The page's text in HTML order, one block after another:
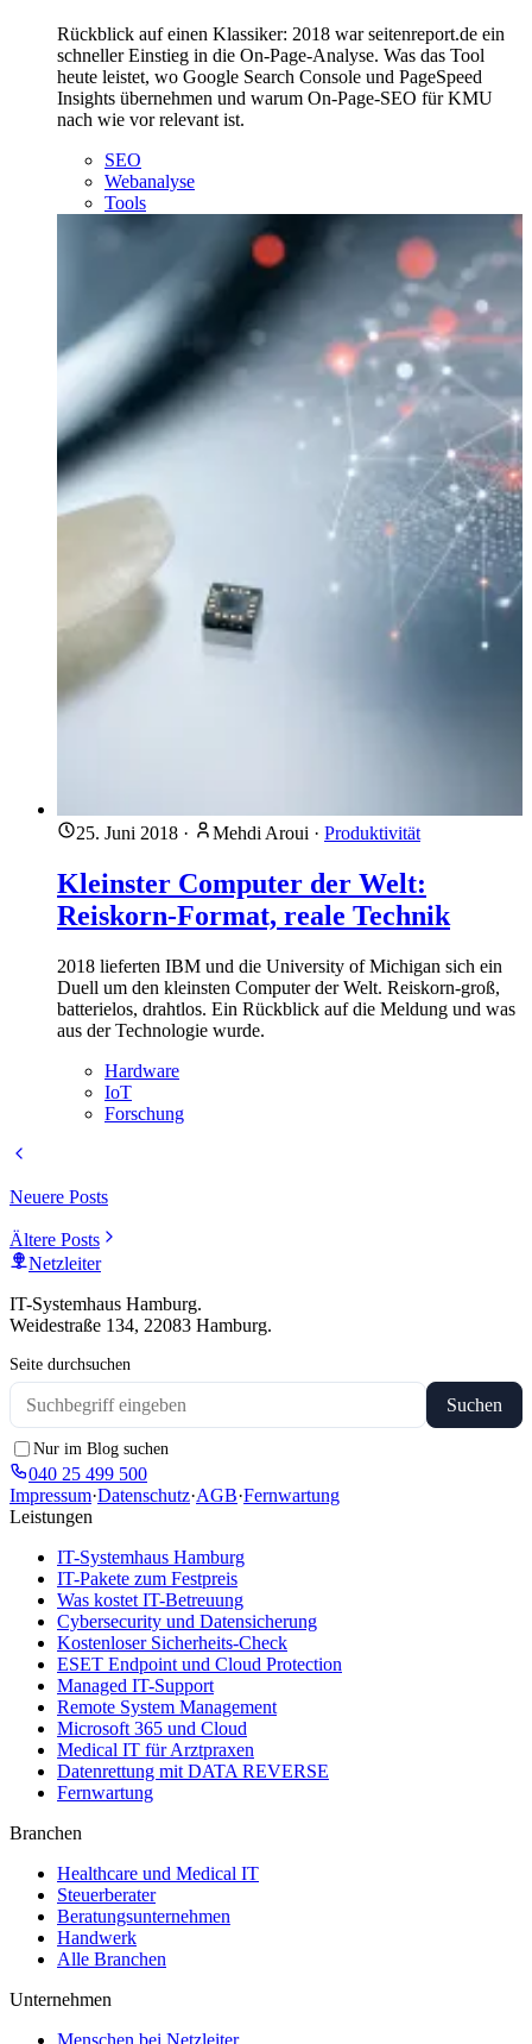
Rückblick auf einen Klassiker: 2018 war seitenreport.de ein
schneller Einstieg in die On-Page-Analyse. Was das Tool
heute leistet, wo Google Search Console und PageSpeed
Insights übernehmen und warum On-Page-SEO für KMU
nach wie vor relevant ist.
SEO
Webanalyse
Tools
25. Juni 2018 · Mehdi Aroui · Produktivität
Kleinster Computer der Welt:
Reiskorn-Format, reale Technik
2018 lieferten IBM und die University of Michigan sich ein
Duell um den kleinsten Computer der Welt. Reiskorn-groß,
batterielos, drahtlos. Ein Rückblick auf die Meldung und was
aus der Technologie wurde.
Hardware
IoT
Forschung
Neuere Posts
Ältere Posts
Netzleiter
IT-Systemhaus Hamburg.
Weidestraße 134, 22083 Hamburg.
Seite durchsuchen
Suchen
Nur im Blog suchen
040 25 499 500
Impressum·Datenschutz·AGB·Fernwartung
Leistungen
IT-Systemhaus Hamburg
IT-Pakete zum Festpreis
Was kostet IT-Betreuung
Cybersecurity und Datensicherung
Kostenloser Sicherheits-Check
ESET Endpoint und Cloud Protection
Managed IT-Support
Remote System Management
Microsoft 365 und Cloud
Medical IT für Arztpraxen
Datenrettung mit DATA REVERSE
Fernwartung
Branchen
Healthcare und Medical IT
Steuerberater
Beratungsunternehmen
Handwerk
Alle Branchen
Unternehmen